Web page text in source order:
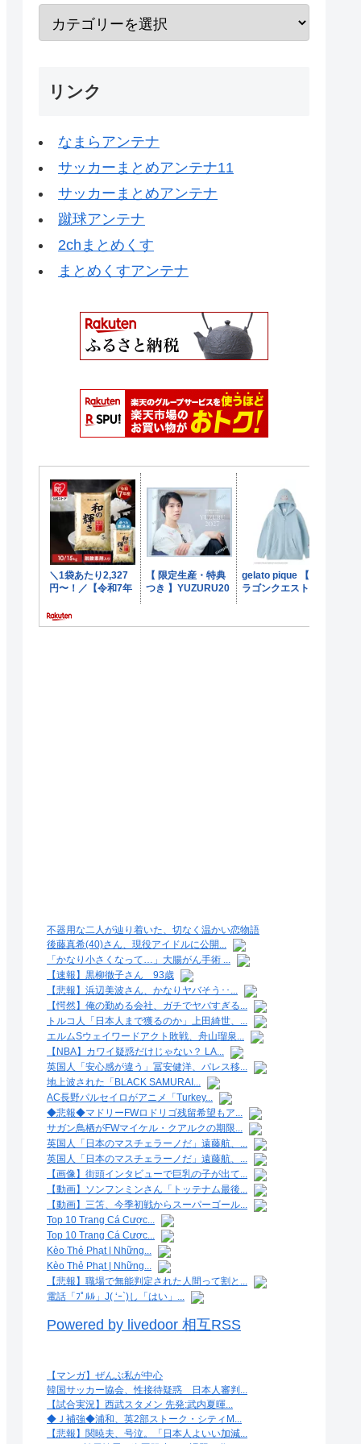
リンク
なまらアンテナ
サッカーまとめアンテナ11
サッカーまとめアンテナ
蹴球アンテナ
2chまとめくす
まとめくすアンテナ
不器用な二人が辿り着いた、切なく温かい恋物語
後藤真希(40)さん、現役アイドルに公開...
「かなり小さくなって…」大腸がん手術 ...
【速報】黒柳徹子さん 93歳
【悲報】浜辺美波さん、かなりヤバそう･･...
【愕然】俺の勤める会社、ガチでヤバすぎる...
トルコ人「日本人まで獲るのか」上田綺世、...
エルムSウェイワードアクト敗戦、舟山瑠泉...
【NBA】カワイ疑惑だけじゃない？ LA...
英国人「安心感が違う」冨安健洋、パレス移...
地上波された「BLACK SAMURAI...
AC長野パルセイロがアニメ「Turkey...
◆悲報◆マドリーFWロドリゴ残留希望もア...
サガン鳥栖がFWマイケル・クアルクの期限...
英国人「日本のマスチェラーノだ」遠藤航、...
英国人「日本のマスチェラーノだ」遠藤航、...
【画像】街頭インタビューで巨乳の子が出て...
【動画】ソンフンミンさん「トッテナム最後...
【動画】三笘、今季初戦からスーパーゴール...
Top 10 Trang Cá Cược...
Top 10 Trang Cá Cược...
Kèo Thẻ Phạt | Những...
Kèo Thẻ Phạt | Những...
【悲報】職場で無能判定された人間って割と...
電話「ﾌﾟﾙﾙ」J( ‘ｰ`)し「はい」...
Powered by livedoor 相互RSS
【マンガ】ぜんぶ私が中心
韓国サッカー協会、性接待疑惑 日本人審判...
【試合実況】西武スタメン 先発:武内夏暉...
◆Ｊ補強◆浦和、英2部ストーク・シティM...
【悲報】関暁夫、号泣。「日本人よいい加減...